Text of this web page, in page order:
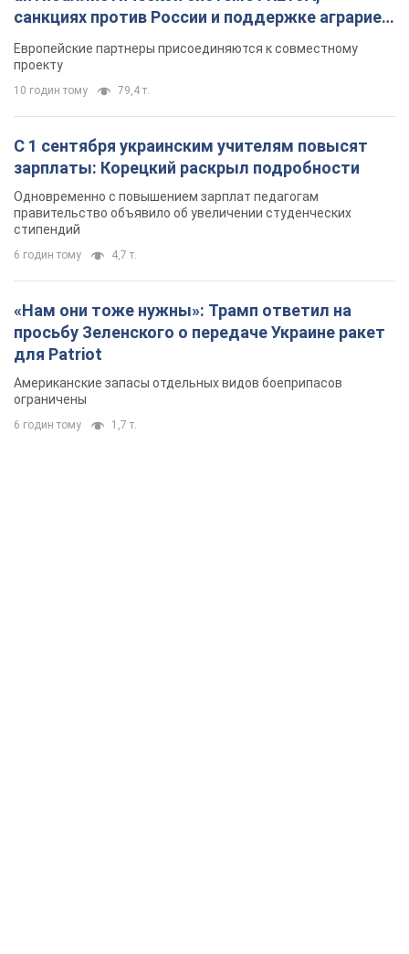
6 годин тому 4,7 т.
«Нам они тоже нужны»: Трамп ответил на
просьбу Зеленского о передаче Украине ракет
для Patriot
Американские запасы отдельных видов боеприпасов
ограничены